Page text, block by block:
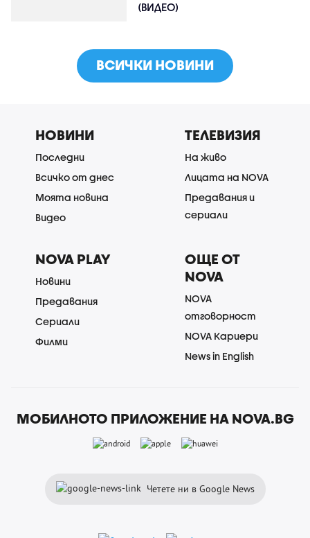
(ВИДЕО)
ВСИЧКИ НОВИНИ
НОВИНИ
Последни
Всичко от днес
Моята новина
Видео
ТЕЛЕВИЗИЯ
На живо
Лицата на NOVA
Предавания и
сериали
NOVA PLAY
Новини
Предавания
Сериали
Филми
ОЩЕ ОТ
NOVA
NOVA
отговорност
NOVA Кариери
News in English
МОБИЛНОТО ПРИЛОЖЕНИЕ НА NOVA.BG
Четете ни в Google News